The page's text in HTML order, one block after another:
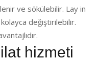
ve sökülebilir. Lay in
değiştirilebilir.
hizmeti